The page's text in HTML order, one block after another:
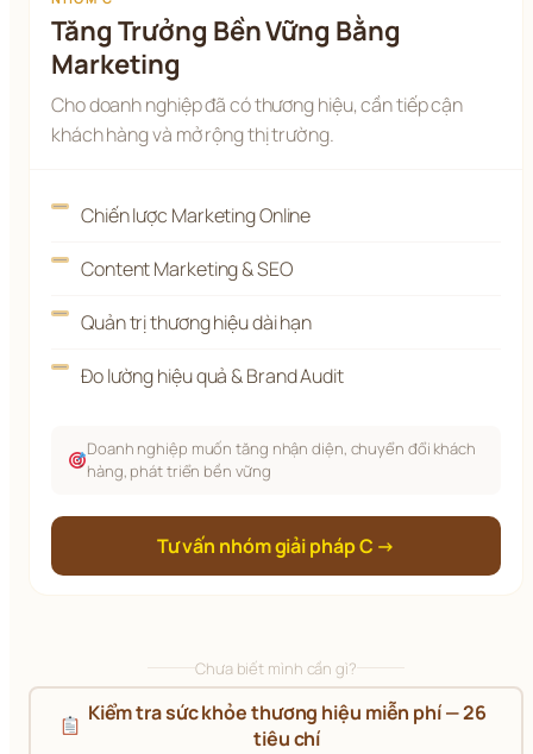
Tăng Trưởng Bền Vững Bằng
Marketing
Cho doanh nghiệp đã có thương hiệu, cần tiếp cận
khách hàng và mở rộng thị trường.
Chiến lược Marketing Online
Content Marketing & SEO
Quản trị thương hiệu dài hạn
Đo lường hiệu quả & Brand Audit
Doanh nghiệp muốn tăng nhận diện, chuyển đổi khách
hàng, phát triển bền vững
Tư vấn nhóm giải pháp C →
Chưa biết mình cần gì?
tiêu chí